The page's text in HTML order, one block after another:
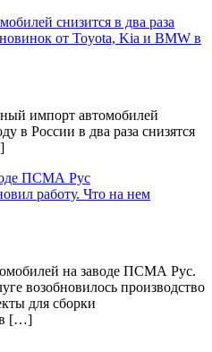
от Toyota, Kia и BMW в
импорт автомобилей
в России в два раза снизятся
работу. Что на нем
на заводе ПСМА Рус.
возобновилось производство
для сборки
[…]